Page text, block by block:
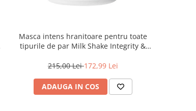
Masca intens hranitoare pentru toate
tipurile de par Milk Shake Integrity &
215,00 Lei172,99 Lei
ADAUGA IN COS